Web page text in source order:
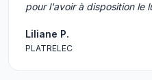
pour l'avoir à disposition le
Liliane P.
PLATRELEC